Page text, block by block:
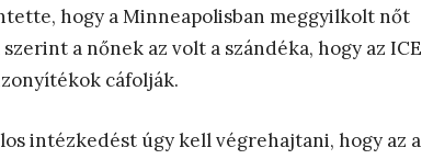
hogy a Minneapolisban meggyilkolt nőt
a nőnek az volt a szándéka, hogy az ICE
cáfolják.
intézkedést úgy kell végrehajtani, hogy az a